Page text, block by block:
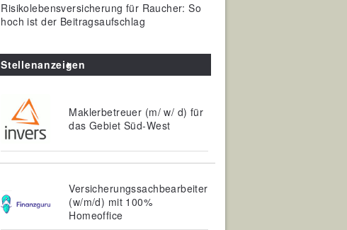
Risikolebensversicherung für Raucher: So
hoch ist der Beitragsaufschlag
Stellenanzeigen
Maklerbetreuer (m/ w/ d) für
das Gebiet Süd-West
Versicherungssachbearbeiter
(w/m/d) mit 100%
Homeoffice